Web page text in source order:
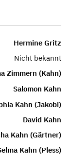
Hermine Gritz
Nicht bekannt
Zimmern (Kahn)
Salomon Kahn
Kahn (Jakobi)
David Kahn
Kahn (Gärtner)
Kahn (Pless)